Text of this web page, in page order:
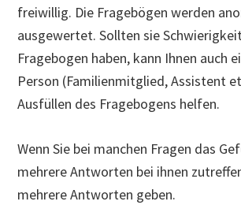
freiwillig. Die Fragebögen werden
ausgewertet. Sollten sie
Fragebogen haben, kann Ihnen auch
Person (Familienmitglied, Assistent
Ausfüllen des Fragebogens helfen.
Wenn Sie bei manchen Fragen das
mehrere Antworten bei ihnen
mehrere Antworten geben.